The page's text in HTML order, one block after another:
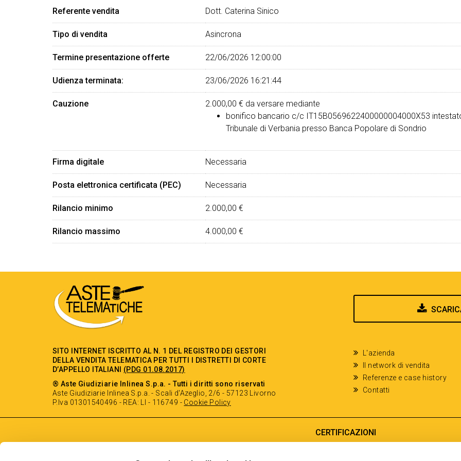
Referente vendita Dott. Caterina Sinico
Tipo di vendita Asincrona
Termine presentazione offerte 22/06/2026 12:00:00
Udienza terminata: 23/06/2026 16:21:44
Cauzione 2.000,00 € da versare mediante
bonifico bancario c/c IT15B0569622400000004000X53
Tribunale di Verbania presso Banca Popolare di Sondrio
Firma digitale Necessaria
Posta elettronica certificata (PEC) Necessaria
Rilancio minimo 2.000,00 €
Rilancio massimo 4.000,00 €
SITO INTERNET ISCRITTO AL N. 1 DEL REGISTRO DEI GESTORI
DELLA VENDITA TELEMATICA PER TUTTI I DISTRETTI DI CORTE
D’APPELLO ITALIANI (PDG 01.08.2017)
® Aste Giudiziarie Inlinea S.p.a. - Tutti i diritti sono riservati
Aste Giudiziarie Inlinea S.p.a. - Scali d'Azeglio, 2/6 - 57123 Livorno
P.Iva 01301540496 - REA: LI - 116749 - Cookie Policy
L'azienda
Il network di vendita
Referenze e case history
Contatti
CERTIFICAZIONI